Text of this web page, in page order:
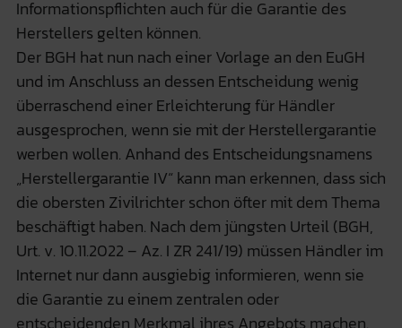
Informationspflichten auch für die Garantie des
Herstellers gelten können.
Der BGH hat nun nach einer Vorlage an den EuGH
und im Anschluss an dessen Entscheidung wenig
überraschend einer Erleichterung für Händler
ausgesprochen, wenn sie mit der Herstellergarantie
werben wollen. Anhand des Entscheidungsnamens
„Herstellergarantie IV“ kann man erkennen, dass sich
die obersten Zivilrichter schon öfter mit dem Thema
beschäftigt haben. Nach dem jüngsten Urteil (BGH,
Urt. v. 10.11.2022 – Az. I ZR 241/19) müssen Händler im
Internet nur dann ausgiebig informieren, wenn sie
die Garantie zu einem zentralen oder